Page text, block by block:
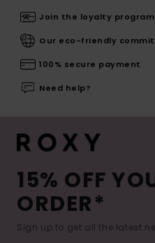
Join the loyalty program
Our eco-friendly
100% secure payment
Need help?
15% OFF
ORDER*
Sign up to get all the latest